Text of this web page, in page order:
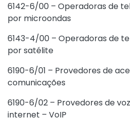
6142-6/00 – Operadoras de
por microondas
6143-4/00 – Operadoras de
por satélite
6190-6/01 – Provedores de
comunicações
6190-6/02 – Provedores de
internet – VoIP